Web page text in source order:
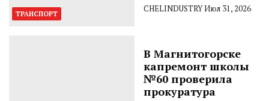
ТРАНСПОРТ CHELINDUSTRYИюл 31, 2026
В Магнитогорске
капремонт школы
№60 проверила
прокуратура